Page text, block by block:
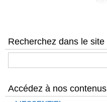
Recherchez dans le site
Accédez à nos contenus